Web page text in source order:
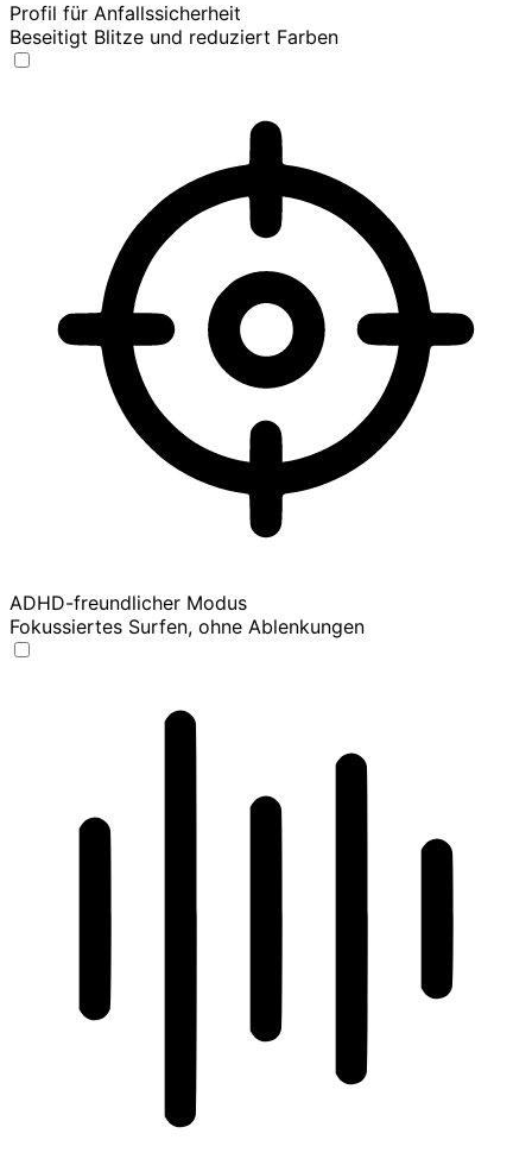
Profil für Anfallssicherheit
Beseitigt Blitze und reduziert Farben
ADHD-freundlicher Modus
Fokussiertes Surfen, ohne Ablenkungen